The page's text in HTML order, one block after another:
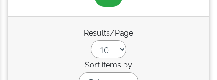
Results/Page
Sort items by